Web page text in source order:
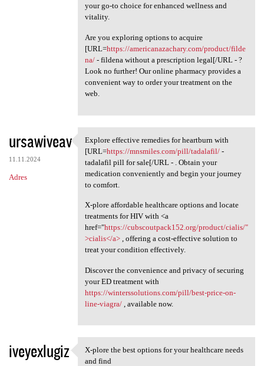
your go-to choice for enhanced wellness and
vitality.
Are you exploring options to acquire
[URL=https://americanazachary.com/product/filde
na/- fildena without a prescription legal[/URL - ?
Look no further! Our online pharmacy provides a
convenient way to order your treatment on the
web.
ursawiveav
11.11.2024
Adres
Explore effective remedies
Explore effective remedies for heartburn with
[URL=https://mnsmiles.com/pill/tadalafil/-
tadalafil pill for sale[/URL - . Obtain your
medication conveniently and begin your journey
to comfort.
X-plore affordable healthcare options and locate
treatments for HIV with <a
href="https://cubscoutpack152.org/product/cialis/"
>cialis</a>, offering a cost-effective solution to
treat your condition effectively.
Discover the convenience and privacy of securing
your ED treatment with
https://winterssolutions.com/pill/best-price-on-
line-viagra/, available now.
iveyexlugiz X-plore the best options for
X-plore the best options for your healthcare needs
and find